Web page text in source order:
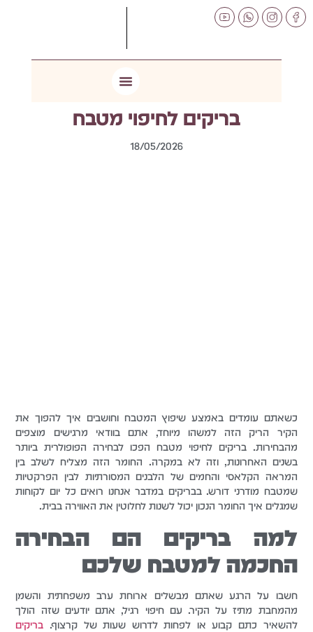
לתוכן
בריקים לחיפוי מטבח
18/05/2026
כשאתם עומדים באמצע שיפוץ המטבח וחושבים איך להפוך את
הקיר הריק הזה למשהו מיוחד, אתם בוודאי מרגישים מוצפים
מהבחירות. בריקים לחיפוי מטבח הפכו לבחירה הפופולרית ביותר
בשנים האחרונות, וזה לא במקרה. החומר הזה מצליח לשלב בין
המראה הקלאסי והחמים של הלבנים המסורתיות לבין הפרקטיות
שמטבח מודרני דורש. בבריקים במדבר אנחנו רואים כל יום לקוחות
שמגלים איך החומר הנכון יכול לשנות לחלוטין את האווירה בבית.
למה בריקים הם הבחירה
החכמה למטבח שלכם
חשבו על הרגע שאתם מבשלים ארוחת ערב משפחתית והשמן
מהמחבת מתיז על הקיר. עם חיפוי רגיל, אתם יודעים שזה הולך
להשאיר כתם קבוע או לפחות לדרוש שעות של קרצוף. בריקים